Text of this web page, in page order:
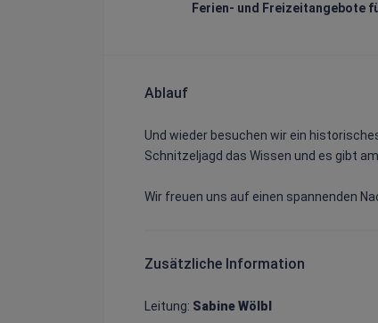
Ferien- und Freizeitangebote
Ablauf
Und wieder besuchen wir ein
Schnitzeljagd das Wissen und es gibt
Zusätzliche Information
Leitung: Sabine Wölbl